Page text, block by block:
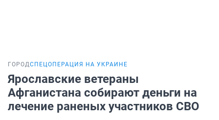
ГОРОДСПЕЦОПЕРАЦИЯ НА УКРАИНЕ
Ярославские ветераны
Афганистана собирают деньги на
лечение раненых участников СВО